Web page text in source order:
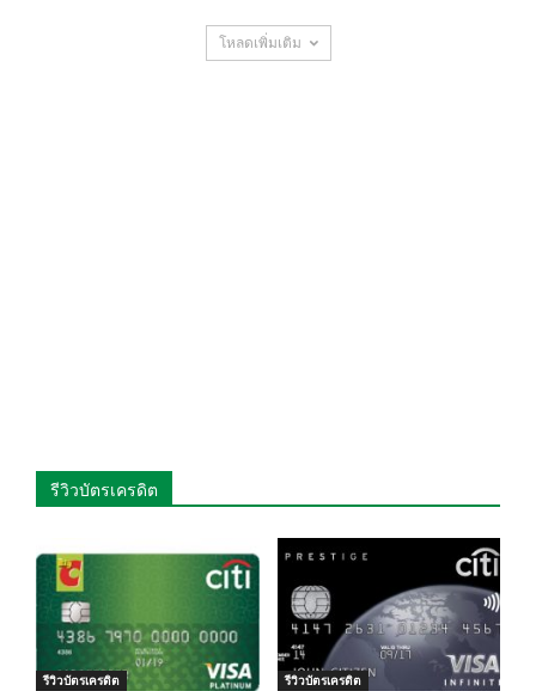
โหลดเพิ่มเติม
รีวิวบัตรเครดิต
รีวิวบัตรเครดิต รีวิวบัตรเครดิต